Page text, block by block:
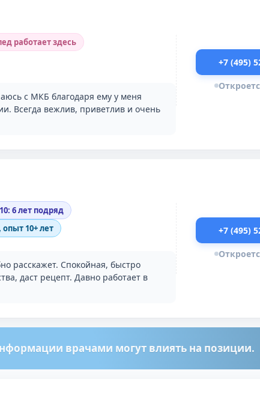
работает здесь
с МКБ благодаря ему у меня
Всегда вежлив, приветлив и очень
+7 (495)
6 лет подряд
опыт 10+ лет
расскажет. Спокойная, быстро
даст рецепт. Давно работает в
+7 (495)
врачами могут влиять на позиции.